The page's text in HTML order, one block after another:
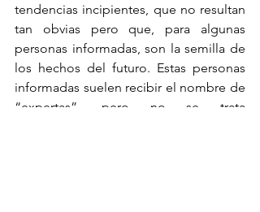
tendencias incipientes, que no resultan
tan obvias pero que, para algunas
personas informadas, son la semilla de
los hechos del futuro. Estas personas
informadas suelen recibir el nombre de
“expertas”, pero no se trata